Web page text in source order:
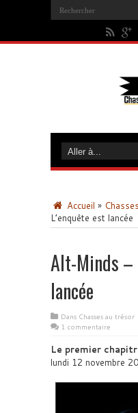
Accueil »
L’enquête est lancée
Alt-Minds –
lancée
Dans Chasses au trésor
1 commentaire
Le premier
lundi 12 novembre